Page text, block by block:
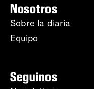
Nosotros
Sobre la diaria
Equipo
Seguinos